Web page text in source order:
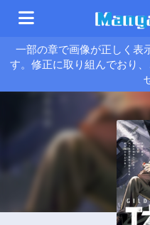
一部の章で画像が正しく表
す。修正に取り組んでおり